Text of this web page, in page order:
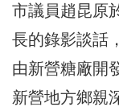
市議員趙昆原
長的錄影談話
由新營糖廠開
新營地方鄉親